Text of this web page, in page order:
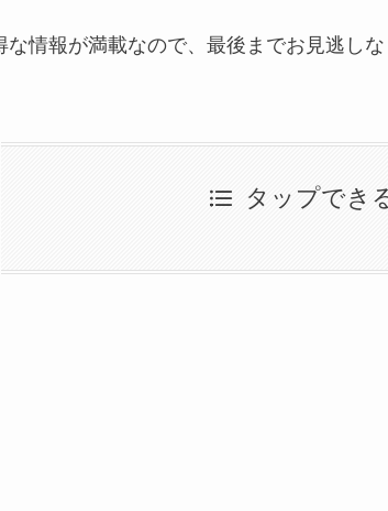
な情報が満載なので、最後までお見逃しな
タップでき